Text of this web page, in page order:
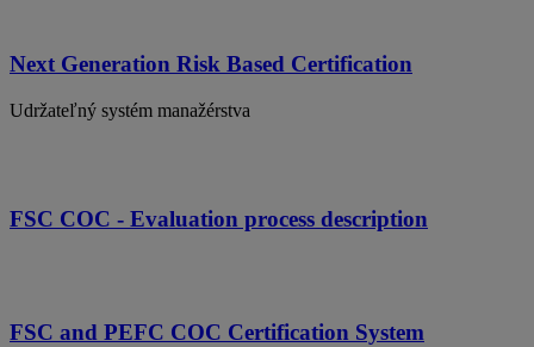
Next Generation Risk Based Certification
Udržateľný systém manažérstva
FSC COC - Evaluation process description
FSC and PEFC COC Certification System